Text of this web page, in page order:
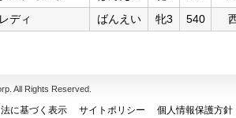
ディ ばんえい 牝3 540
All Rights Reserved.
に基づく表示 サイトポリシー
個人情報保護方針